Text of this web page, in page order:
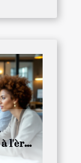
l'ère